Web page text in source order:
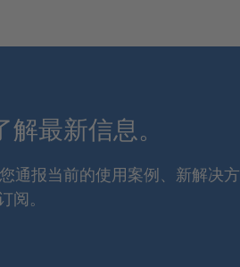
最新信息。
通报当前的使用案例、新解决方
。